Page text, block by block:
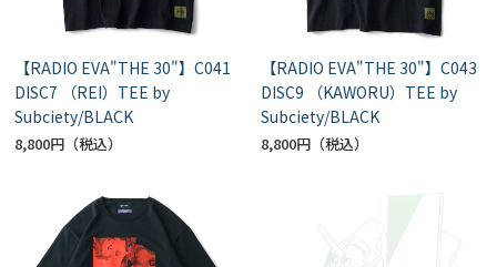
【RADIO EVA"THE 30"】C041
DISC7 （REI）TEE by
Subciety/BLACK
8,800円
【RADIO EVA"THE 30"】C043
DISC9 （KAWORU）TEE by
Subciety/BLACK
8,800円